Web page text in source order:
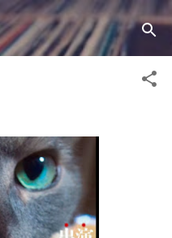
ンテンツに移動